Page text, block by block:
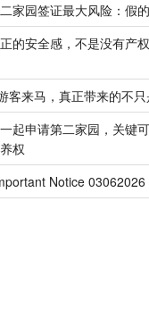
家园签证最大风险：假
的安全感，不是没有产
客来马，真正带来的不
起申请第二家园，关键
权
Notice 03062026